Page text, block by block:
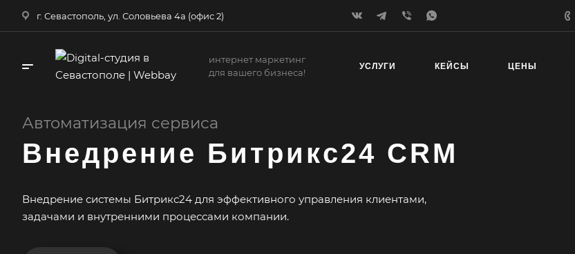
г. Севастополь, ул. Соловьева 4а (офис 2)
интернет маркетинг
для вашего бизнеса!
УСЛУГИ КЕЙСЫ ЦЕНЫ
Автоматизация сервиса
Внедрение Битрикс24 CRM
Внедрение системы Битрикс24 для эффективного управления клиентами,
задачами и внутренними процессами компании.